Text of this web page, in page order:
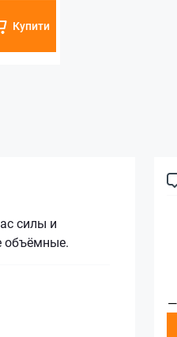
Купити
силы и
объёмные.